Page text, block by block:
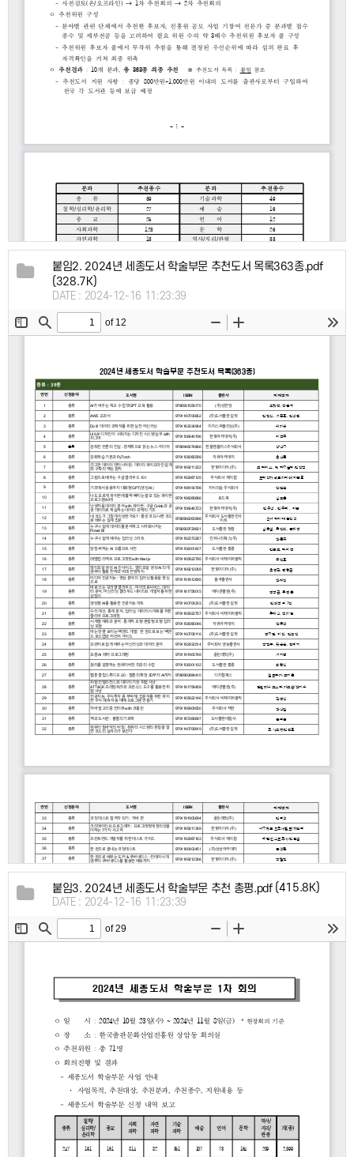
붙임2. 2024년 세종도서 학술부문 추천도서 목록363종.pdf
(328.7K)
DATE : 2024-12-16 11:23:39
붙임3. 2024년 세종도서 학술부문 추천 총평.pdf(415.8K)
DATE : 2024-12-16 11:23:39